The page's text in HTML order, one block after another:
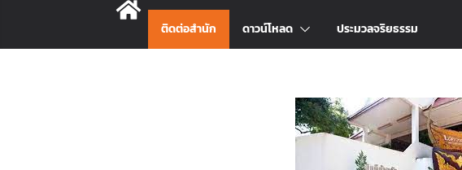
ติดต่อสำนัก ดาวน์โหลด ประมวลจริยธรรม